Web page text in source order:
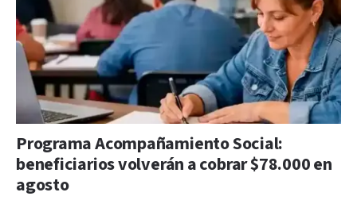
Programa Acompañamiento Social:
beneficiarios volverán a cobrar $78.000 en
agosto